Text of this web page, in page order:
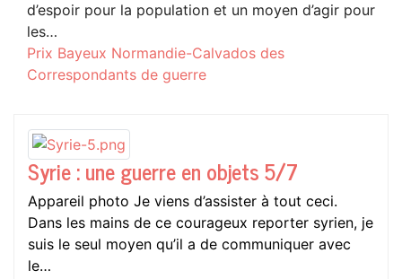
d’espoir pour la population et un moyen d’agir pour
les…
Prix Bayeux Normandie-Calvados des
Correspondants de guerre
Syrie : une guerre en objets 5/7
Appareil photo Je viens d’assister à tout ceci.
Dans les mains de ce courageux reporter syrien, je
suis le seul moyen qu’il a de communiquer avec
le…